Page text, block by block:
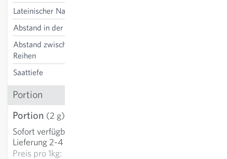
Lateinischer Name
Abstand in der Reihe
Abstand zwischen den
Reihen
Saattiefe
Portion
Portion (2 g)
Sofort verfügbar
Lieferung 2-4 Tage
Preis pro1kg: